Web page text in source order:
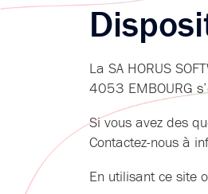
La SA HORUS
4053 EMBOURG
Si vous avez des
Contactez-nous à
En utilisant ce site